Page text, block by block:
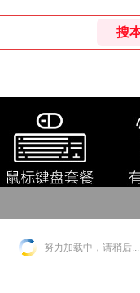
努力加载中，请稍后...